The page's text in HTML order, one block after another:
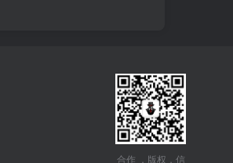
合作 ，版权，信